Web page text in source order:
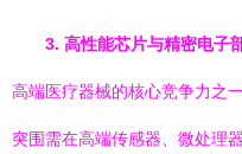
3. 高性能芯片与精密电子
高端医疗器械的核心竞争力之
突围需在高端传感器、微处理